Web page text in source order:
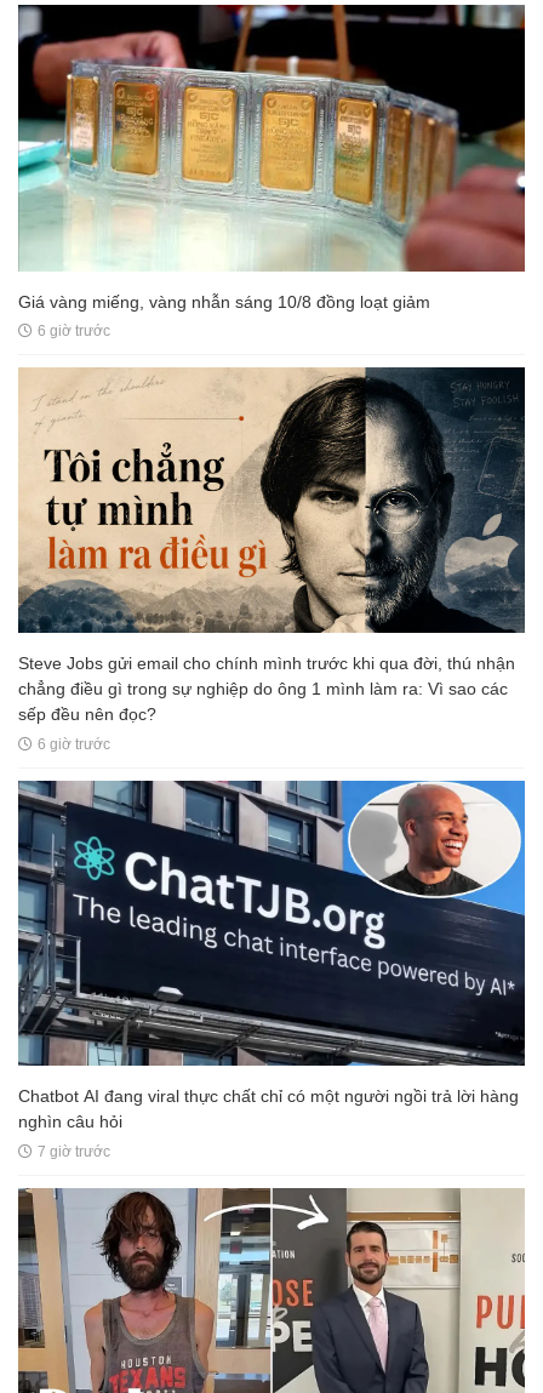
Giá vàng miếng, vàng nhẫn sáng 10/8 đồng loạt giảm
6 giờ trước
Steve Jobs gửi email cho chính mình trước khi qua đời, thú nhận
chẳng điều gì trong sự nghiệp do ông 1 mình làm ra: Vì sao các
sếp đều nên đọc?
6 giờ trước
Chatbot AI đang viral thực chất chỉ có một người ngồi trả lời hàng
nghìn câu hỏi
7 giờ trước